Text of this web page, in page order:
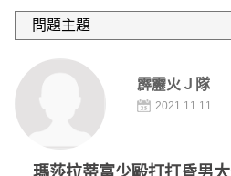
霹靂火Ｊ隊
2021.11.11
瑪莎拉蒂富少毆打打昏男